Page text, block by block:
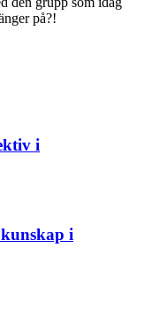
på?!
i
i